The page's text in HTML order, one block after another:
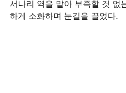
서나리 역을 맡아 부족할 것 없
하게 소화하며 눈길을 끌었다.